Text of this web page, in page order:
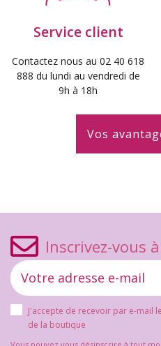
Service client
Contactez nous au 02 40 618
888 du lundi au vendredi de
9h à 18h
Vos
Inscrivez-vous
J'accepte de recevoir par e-mail
de la boutique